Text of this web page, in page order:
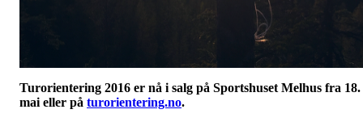
Turorientering 2016 er nå i salg på Sportshuset Melhus fra 18.
mai eller på turorientering.no.